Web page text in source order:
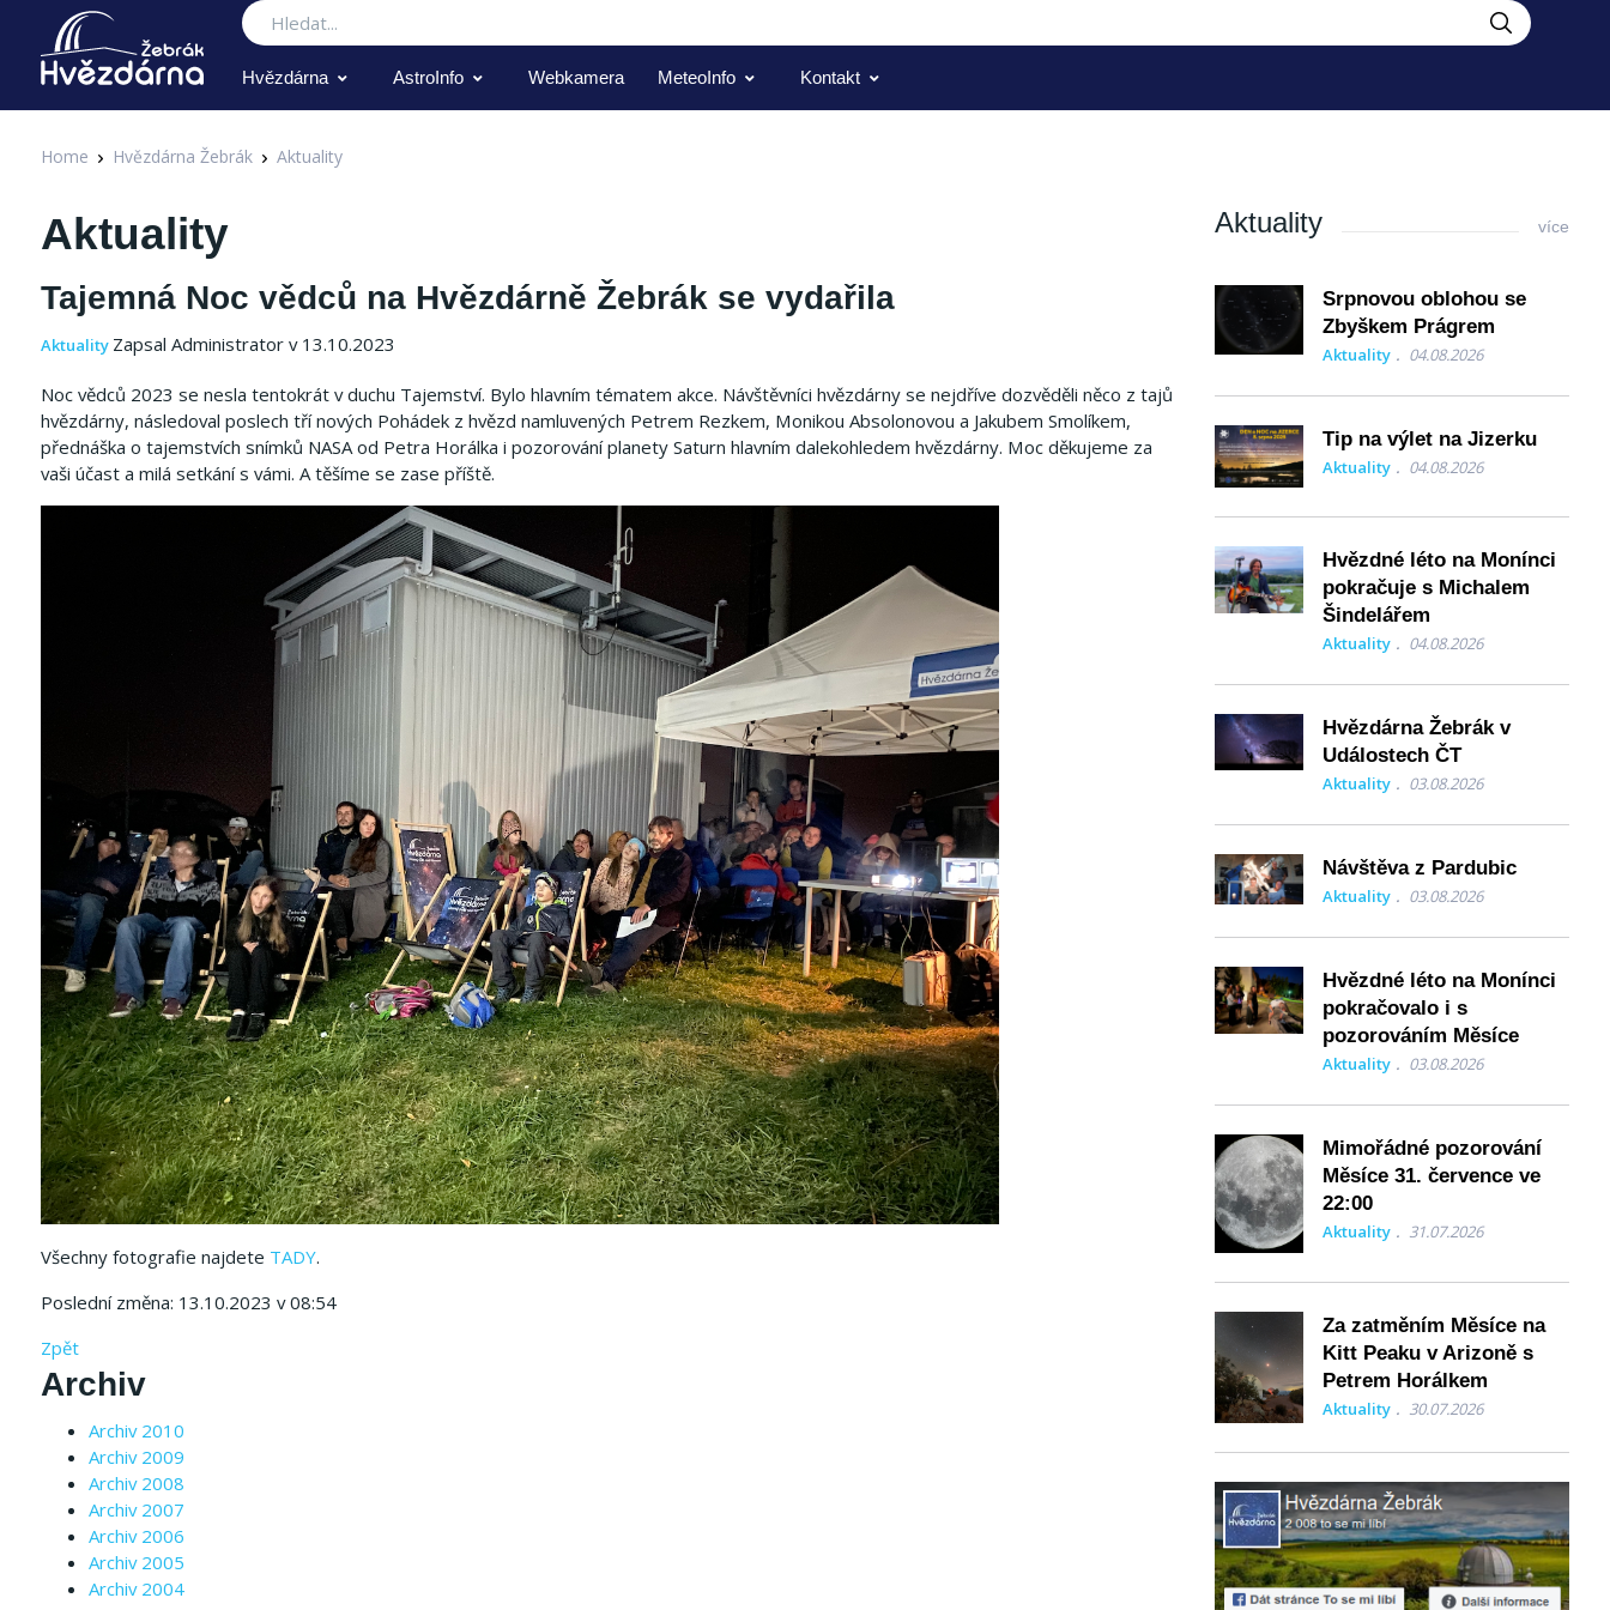
Hledat
Hvězdárna AstroInfo Webkamera MeteoInfo Kontakt
Home Hvězdárna Žebrák Aktuality
Aktuality
Tajemná Noc vědců na Hvězdárně Žebrák se vydařila
Aktuality Zapsal Administrator v 13.10.2023
Noc vědců 2023 se nesla tentokrát v duchu Tajemství. Bylo hlavním tématem akce. Návštěvníci hvězdárny se nejdříve dozvěděli něco z tajů
hvězdárny, následoval poslech tří nových Pohádek z hvězd namluvených Petrem Rezkem, Monikou Absolonovou a Jakubem Smolíkem,
přednáška o tajemstvích snímků NASA od Petra Horálka i pozorování planety Saturn hlavním dalekohledem hvězdárny. Moc děkujeme za
vaši účast a milá setkání s vámi. A těšíme se zase příště.
Všechny fotografie najdete TADY.
Poslední změna: 13.10.2023 v 08:54
Zpět
Archiv
Archiv 2010
Archiv 2009
Archiv 2008
Archiv 2007
Archiv 2006
Archiv 2005
Archiv 2004
Aktuality více
Srpnovou oblohou se
Zbyškem Prágrem
Aktuality 04.08.2026
Tip na výlet na Jizerku
Aktuality 04.08.2026
Hvězdné léto na Monínci
pokračuje s Michalem
Šindelářem
Aktuality 04.08.2026
Hvězdárna Žebrák v
Událostech ČT
Aktuality 03.08.2026
Návštěva z Pardubic
Aktuality 03.08.2026
Hvězdné léto na Monínci
pokračovalo i s
pozorováním Měsíce
Aktuality 03.08.2026
Mimořádné pozorování
Měsíce 31. července ve
22:00
Aktuality 31.07.2026
Za zatměním Měsíce na
Kitt Peaku v Arizoně s
Petrem Horálkem
Aktuality 30.07.2026